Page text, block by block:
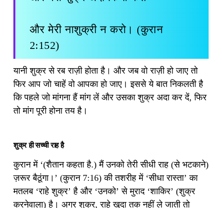
और मेरी नाशुक्री न करो। (कुरान
2:152)
यानी शुक्र से रब राज़ी होता है। और जब वो राज़ी हो जाए तो
फिर आप जो चाहें वो आपका हो जाए। इससे ये बात निकलती है
कि पहले जो मांगना हैं मांग लें और उसका शुक्र अदा कर दें, फिर
तो मांग पूरी होना तय है।
शुक्र ही सच्‍ची राह है
कुरान में ‘(शैतान कहता है.) मैं उनको तेरी सीधी राह (से भटकाने)
ज़रूर बैठूंगा।’ (कुरान 7:16) की तशरीह में ‘सीधा रास्ता’ का
मतलब ‘राहे शुक्र’ है और ‘उनको’ से मुराद ‘शाकिर’ (शुक्र
करनेवाला) है। अगर शुक्र, राहे खुदा तक नहीं ले जाती तो